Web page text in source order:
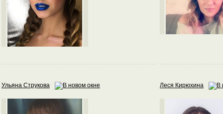
Ульяна Струкова Леся Кирюхина